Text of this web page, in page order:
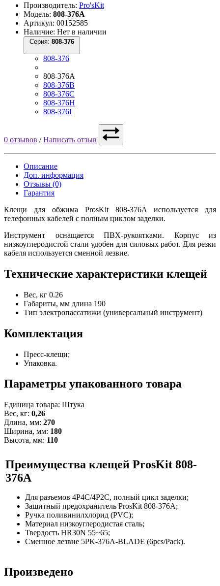
Производитель: Pro'sKit
Модель: 808-376A
Артикул: 00152585
Наличие: Нет в наличии
Серия:
808-376
808-376A
808-376B
808-376C
808-376H
808-376I
0 отзывов /Написать отзыв
Описание
Доп. информация
Отзывы (0)
Гарантия
Клещи для обжима ProsKit 808-376A используется для
телефонных кабелей с полным циклом заделки.
Инструмент оснащается ПВХ-рукоятками. Корпус из
низкоуглеродистой стали удобен для силовых работ. Для резки
кабеля используется сменной лезвие.
Технические характеристики клещей
Вес, кг 0.26
Габариты, мм длина 190
Тип электропассатижи (универсальный инструмент)
Комплектация
Пресс-клещи;
Упаковка.
Параметры упакованного товара
Единица товара: Штука
Вес, кг: 0,26
Длина, мм: 270
Ширина, мм: 180
Высота, мм: 110
Преимущества клещей ProsKit 808-
376A
Для разъемов 4P4C/4P2C, полный цикл заделки;
Защитный предохранитель ProsKit 808-376A;
Ручка поливинилхлорид (PVC);
Материал низкоуглеродистая сталь;
Твердость HR30N 55~65;
Сменное лезвие 5PK-376A-BLADE (6pcs/Pack).
Произведено